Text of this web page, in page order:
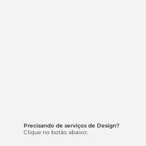
Precisando de serviços de Design?
Clique no botão abaixo: